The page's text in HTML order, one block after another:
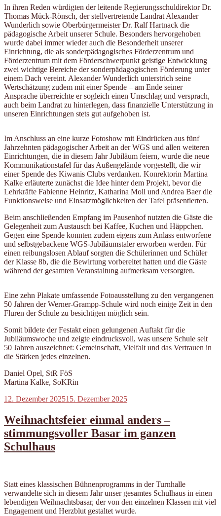
In ihren Reden würdigten der leitende Regierungsschuldirektor Dr.
Thomas Mück-Rönsch, der stellvertretende Landrat Alexander
Wunderlich sowie Oberbürgermeister Dr. Ralf Hartnack die
pädagogische Arbeit unserer Schule. Besonders hervorgehoben
wurde dabei immer wieder auch die Besonderheit unserer
Einrichtung, die als sonderpädagogisches Förderzentrum und
Förderzentrum mit dem Förderschwerpunkt geistige Entwicklung
zwei wichtige Bereiche der sonderpädagogischen Förderung unter
einem Dach vereint. Alexander Wunderlich unterstrich seine
Wertschätzung zudem mit einer Spende – am Ende seiner
Ansprache überreichte er sogleich einen Umschlag und versprach,
auch beim Landrat zu hinterlegen, dass finanzielle Unterstützung in
unseren Einrichtungen stets gut aufgehoben ist.
Im Anschluss an eine kurze Fotoshow mit Eindrücken aus fünf
Jahrzehnten pädagogischer Arbeit an der WGS und allen weiteren
Einrichtungen, die in diesem Jahr Jubiläum feiern, wurde die neue
Kommunikationstafel für das Außengelände vorgestellt, die wir
einer Spende des Kiwanis Clubs verdanken. Konrektorin Martina
Kalke erläuterte zunächst die Idee hinter dem Projekt, bevor die
Lehrkräfte Fabienne Heinritz, Katharina Moll und Andrea Baer die
Funktionsweise und Einsatzmöglichkeiten der Tafel präsentierten.
Beim anschließenden Empfang im Pausenhof nutzten die Gäste die
Gelegenheit zum Austausch bei Kaffee, Kuchen und Häppchen.
Gegen eine Spende konnten zudem eigens zum Anlass entworfene
und selbstgebackene WGS-Jubiläumstaler erworben werden. Für
einen reibungslosen Ablauf sorgten die Schülerinnen und Schüler
der Klasse 8b, die die Bewirtung vorbereitet hatten und die Gäste
während der gesamten Veranstaltung aufmerksam versorgten.
Eine zehn Plakate umfassende Fotoausstellung zu den vergangenen
50 Jahren der Werner-Grampp-Schule wird noch einige Zeit in den
Fluren der Schule zu besichtigen möglich sein.
Somit bildete der Festakt einen gelungenen Auftakt für die
Jubiläumswoche und zeigte eindrucksvoll, was unsere Schule seit
50 Jahren auszeichnet: Gemeinschaft, Vielfalt und das Vertrauen in
die Stärken jedes einzelnen.
Daniel Opel, StR FöS
Martina Kalke, SoKRin
Veröffentlicht
12. Dezember 202515. Dezember 2025
Weihnachtsfeier einmal anders –
stimmungsvoller Basar im ganzen
Schulhaus
Statt eines klassischen Bühnenprogramms in der Turnhalle
verwandelte sich in diesem Jahr unser gesamtes Schulhaus in einen
lebendigen Weihnachtsbasar, der von den einzelnen Klassen mit viel
Engagement und Herzblut gestaltet wurde.